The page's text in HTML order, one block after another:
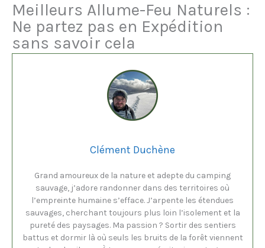
Meilleurs Allume-Feu Naturels :
Ne partez pas en Expédition
sans savoir cela
Clément Duchène
Grand amoureux de la nature et adepte du camping
sauvage, j’adore randonner dans des territoires où
l’empreinte humaine s’efface. J’arpente les étendues
sauvages, cherchant toujours plus loin l’isolement et la
pureté des paysages. Ma passion ? Sortir des sentiers
battus et dormir là où seuls les bruits de la forêt viennent